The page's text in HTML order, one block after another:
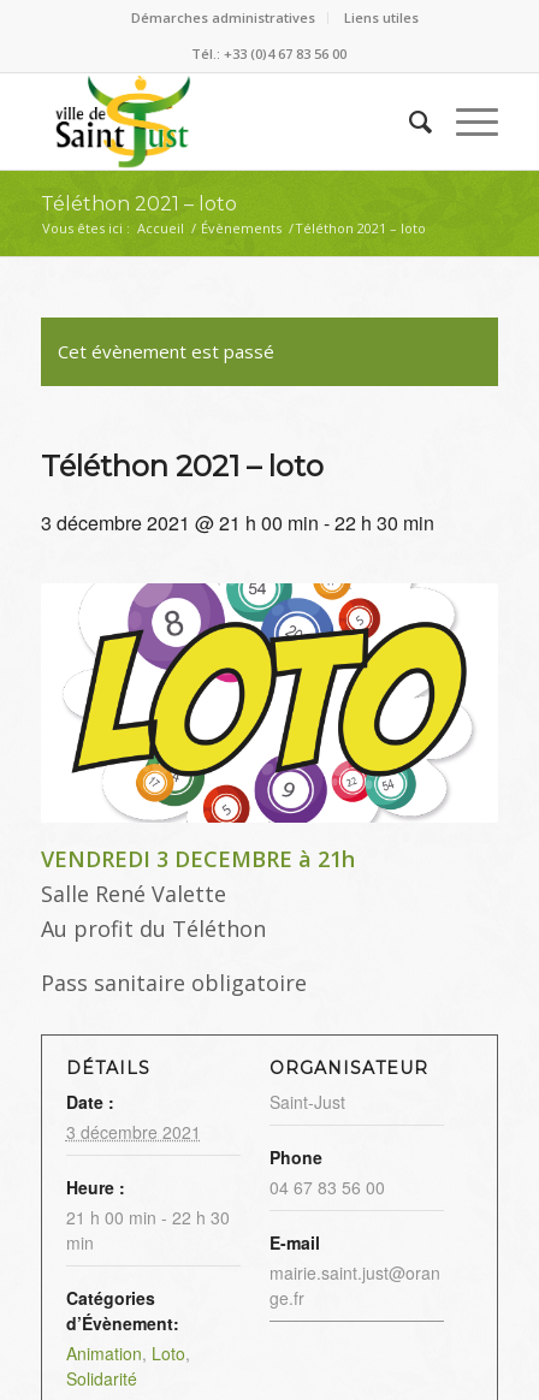
Démarches administratives
Liens utiles
Tél.: +33 (0)4 67 83 56 00
Téléthon 2021 – loto
Vous êtes ici : Accueil / Évènements /Téléthon 2021 – loto
Cet évènement est passé
Téléthon 2021 – loto
3 décembre 2021 @ 21 h 00 min -22 h 30 min
VENDREDI 3 DECEMBRE à 21h
Salle René Valette
Au profit du Téléthon
Pass sanitaire obligatoire
DÉTAILS
Date :
3 décembre 2021
Heure :
21 h 00 min - 22 h 30
min
Catégories
d’Évènement:
Animation, Loto,
Solidarité
ORGANISATEUR
Saint-Just
Phone
04 67 83 56 00
E-mail
mairie.saint.just@oran
ge.fr